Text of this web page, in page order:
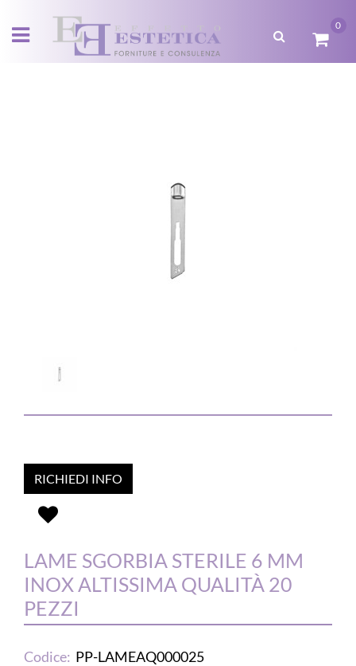
Open menu
0
RICHIEDI INFO
LAME SGORBIA STERILE 6 MM
INOX ALTISSIMA QUALITÀ 20
PEZZI
Codice: PP-LAMEAQ000025